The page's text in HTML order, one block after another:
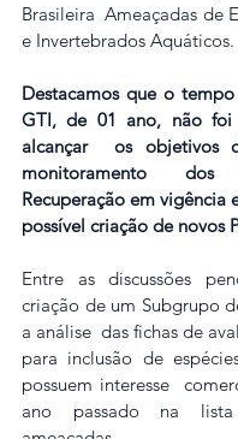
Brasileira  Ameaçadas de
e Invertebrados Aquáticos.
Destacamos que o
GTI, de 01 ano, não foi
alcançar  os objetivos
monitoramento
Recuperação em vigência
possível criação de novos
Entre as discussões
criação de um Subgrupo
a análise  das fichas de
para inclusão de
possuem interesse
ano passado na